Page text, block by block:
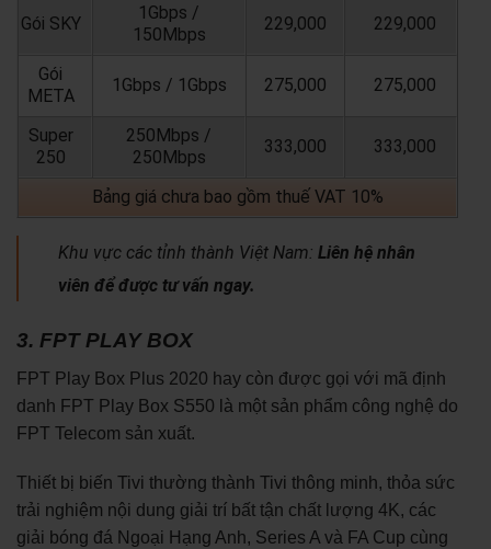
Gói SKY
1Gbps /
150Mbps
229,000 229,000
Gói
META
1Gbps / 1Gbps 275,000 275,000
Super
250
250Mbps /
250Mbps
333,000 333,000
Bảng giá chưa bao gồm thuế VAT 10%
Khu vực các tỉnh thành Việt Nam: Liên hệ nhân
viên để được tư vấn ngay.
3. FPT PLAY BOX
FPT Play Box Plus 2020 hay còn được gọi với mã định
danh FPT Play Box S550 là một sản phẩm công nghệ do
FPT Telecom sản xuất.
Thiết bị biến Tivi thường thành Tivi thông minh, thỏa sức
trải nghiệm nội dung giải trí bất tận chất lượng 4K, các
giải bóng đá Ngoại Hạng Anh, Series A và FA Cup cùng